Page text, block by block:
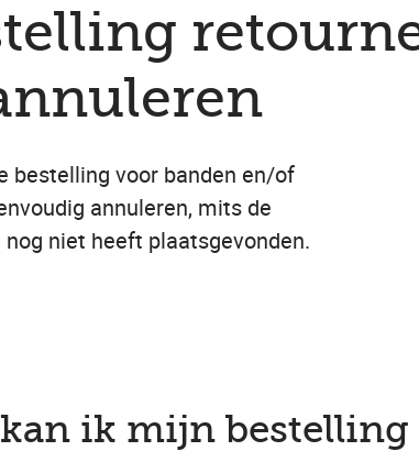
bestelling voor banden en/of
annuleren, mits de
niet heeft plaatsgevonden.
ik mijn bestelling